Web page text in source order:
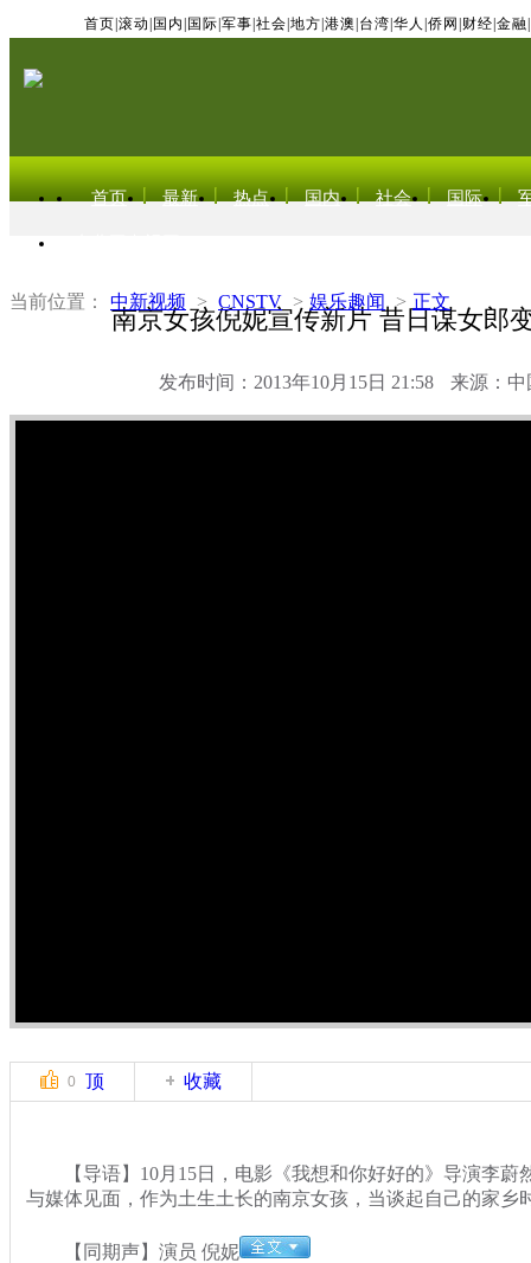
首页 滚动 国内 国际 军事 社会 地方 港澳 台湾 华人 侨网 财经 金融
首页 最新 热点 国内 社会 国际
当前位置： 中新视频 > CNSTV > 娱乐趣闻 > 正文
南京女孩倪妮宣传新片 昔日谋女郎
发布时间：2013年10月15日 21:58 来源：中
0 顶 收藏
【导语】10月15日，电影《我想和你好好的》导演李蔚
与媒体见面，作为土生土长的南京女孩，当谈起自己的家乡
【同期声】演员 倪妮